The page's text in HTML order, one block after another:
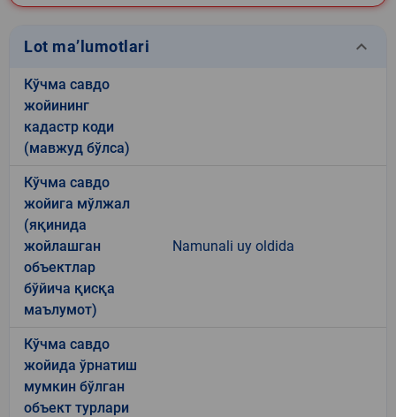
Lot ma’lumotlari keyboard_arrow_down
Кўчма савдо
жойининг
кадастр коди
(мавжуд бўлса)
Кўчма савдо
жойига мўлжал
(яқинида
жойлашган
объектлар
бўйича қисқа
маълумот)
Namunali uy oldida
Кўчма савдо
жойида ўрнатиш
мумкин бўлган
объект турлари